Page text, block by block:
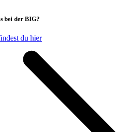
bei der BIG?
du hier